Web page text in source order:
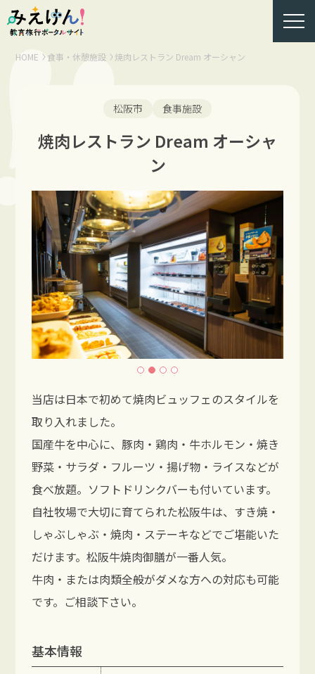
HOME 食事・休憩施設 焼肉レストラン Dream オーシャン
松阪市 食事施設
焼肉レストラン Dream オーシャ
ン
当店は日本で初めて焼肉ビュッフェのスタイルを
取り入れました。
国産牛を中心に、豚肉・鶏肉・牛ホルモン・焼き
野菜・サラダ・フルーツ・揚げ物・ライスなどが
食べ放題。ソフトドリンクバーも付いています。
自社牧場で大切に育てられた松阪牛は、すき焼・
しゃぶしゃぶ・焼肉・ステーキなどでご堪能いた
だけます。松阪牛焼肉御膳が一番人気。
牛肉・または肉類全般がダメな方への対応も可能
です。ご相談下さい。
基本情報